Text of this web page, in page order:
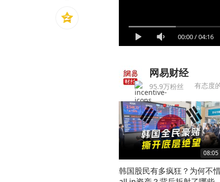
00:00/04:16
网易财经
95.9万粉丝 有态度
08:05
韩国股民有多疯狂？为何不